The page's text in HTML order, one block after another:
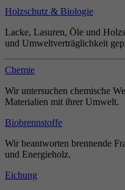
Holzschutz & Biologie
Lacke, Lasuren, Öle und
und Umweltverträglichkeit
Chemie
Wir untersuchen chemische
Materialien mit ihrer Umwelt.
Biobrennstoffe
Wir beantworten brennende
und Energieholz.
Eichung